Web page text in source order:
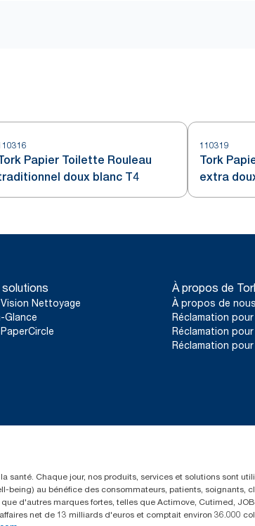
Papier Toilette Rouleau
doux blanc T4
110319
Tork
extra
Nettoyage
Glance
À propos de
À propos de nous
Réclamation
Réclamation
Réclamation
Chaque jour, nos produits, services et solutions sont
being) au bénéfice des consommateurs, patients,
d'autres marques fortes, telles que Actimove, Cutimed,
net de 13 milliards d'euros et comptait environ 36.000